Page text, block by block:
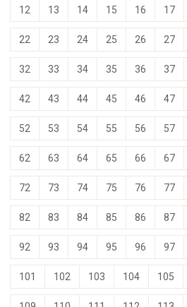
12 13 14 15 16 17
22 23 24 25 26 27
32 33 34 35 36 37
42 43 44 45 46 47
52 53 54 55 56 57
62 63 64 65 66 67
72 73 74 75 76 77
82 83 84 85 86 87
92 93 94 95 96 97
101 102 103 104 105